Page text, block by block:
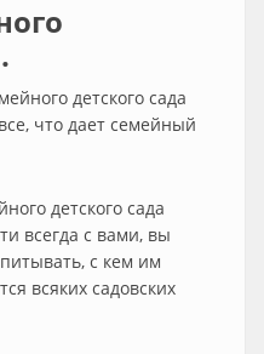
детского сада
что дает семейный
детского сада
всегда с вами, вы
с кем им
всяких садовских